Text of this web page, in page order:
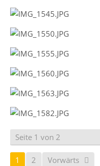
Seite 1 von 2
1 2 Vorwärts